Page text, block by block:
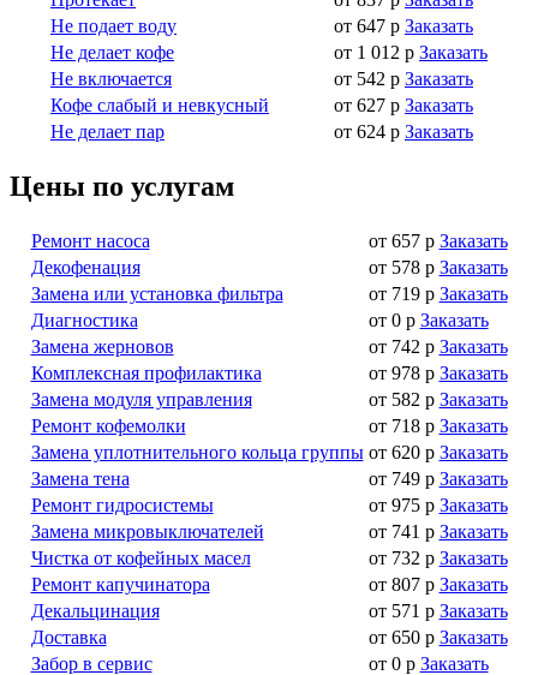
Не подает воду
от 647 р Заказать
Не делает кофе
от 1 012 р Заказать
Не включается
от 542 р Заказать
Кофе слабый и невкусный
от 627 р Заказать
Не делает пар
от 624 р Заказать
Цены по услугам
Ремонт насоса от 657 р Заказать
Декофенация
от 578 р Заказать
Замена или установка фильтра
от 719 р Заказать
Диагностика
от 0 р Заказать
Замена жерновов
от 742 р Заказать
Комплексная профилактика
от 978 р Заказать
Замена модуля управления
от 582 р Заказать
Ремонт кофемолки
от 718 р Заказать
Замена уплотнительного кольца группы от 620 р Заказать
Замена тена
от 749 р Заказать
Ремонт гидросистемы
от 975 р Заказать
Замена микровыключателей
от 741 р Заказать
Чистка от кофейных масел
от 732 р Заказать
Ремонт капучинатора
от 807 р Заказать
Декальцинация
от 571 р Заказать
Доставка
от 650 р Заказать
Забор в сервис
от 0 р Заказать